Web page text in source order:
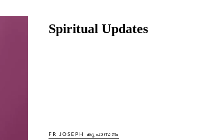
Spiritual Updates
FR JOSEPH കൃപാസനം